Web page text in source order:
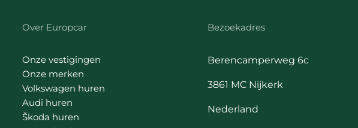
Over Europcar
Onze vestigingen
Onze merken
Volkswagen huren
Audi huren
Škoda huren
Bezoekadres
Berencamperweg 6c
3861 MC Nijkerk
Nederland